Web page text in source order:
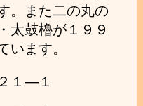
。また二の丸の
太鼓櫓が１９９
います。
１―１